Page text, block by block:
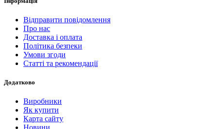
Відправити повідомлення
Про нас
Доставка і оплата
Політика безпеки
Умови згоди
Статті та рекомендації
Додатково
Виробники
Як купити
Карта сайту